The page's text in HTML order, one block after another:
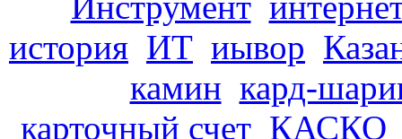
история ИТ иывор
камин кард-
карточный счет КАСКО